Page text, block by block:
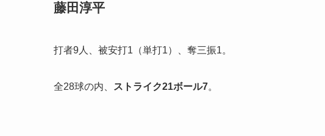
藤田淳平
打者9人、被安打1（単打1）、奪三振1。
全28球の内、 ストライク21ボール7。